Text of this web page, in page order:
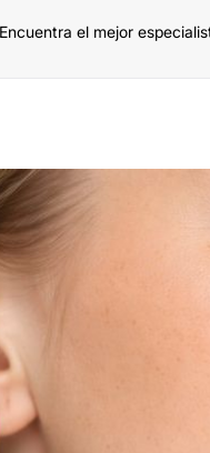
Encuentra el mejor